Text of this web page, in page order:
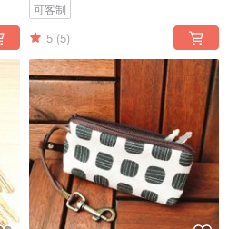
可客制
5 (5)